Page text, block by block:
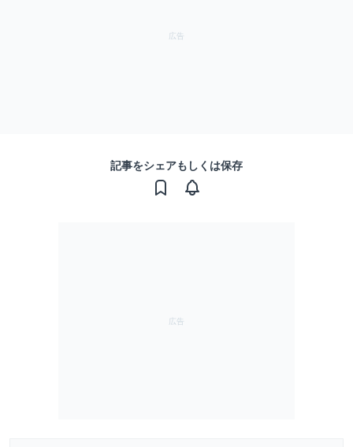
記事をシェアもしくは保存